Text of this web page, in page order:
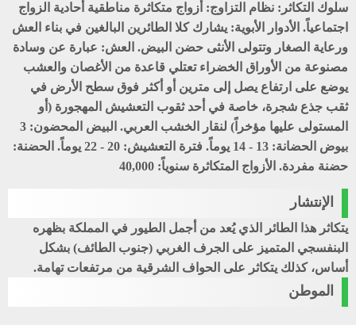
سلوك التكاثر: نظام التزاوج: أزواج متكاثرة مناطقية أحادية الزواج
اجتماعياً. الأدوار الأبوية: يشارك كلا الطائرين البالغين في بناء العش
ورعاية الصغار وتتولى الأنثى حضن البيض. العش: عبارة عن وسادة
مصنوعة من الأوراق الخضراء تعتلي قاعدة من الأغصان والعشب
يوضع على ارتفاع يصل إلى مترين أو أكثر فوق سطح الأرض في
ثقب جذع شجرة، خاصة في أحد ثقوب التعشيش المهجورة (أو
المستولى عليها مؤخراً) لنقار الخشب العربي. البيض المحضون: 3
بيوض الحضانة: 13 - 14 يوماً. فترة التعشيش: 20 - 22 يوماً. الحضنة:
حضنة مفردة. الأزواج المتكاثرة سنوياً: 40,000
الإنتشار
يتكاثر هذا الطائر الذي يُعد من أجمل الطيور في المملكة بظهره
البنفسجي المتميز على الجرف الغربي (جنوب الطائف) بشكل
أساس، كذلك يتكاثر على الحواف الشرقية من مرتفعات تهامة.
الموطن